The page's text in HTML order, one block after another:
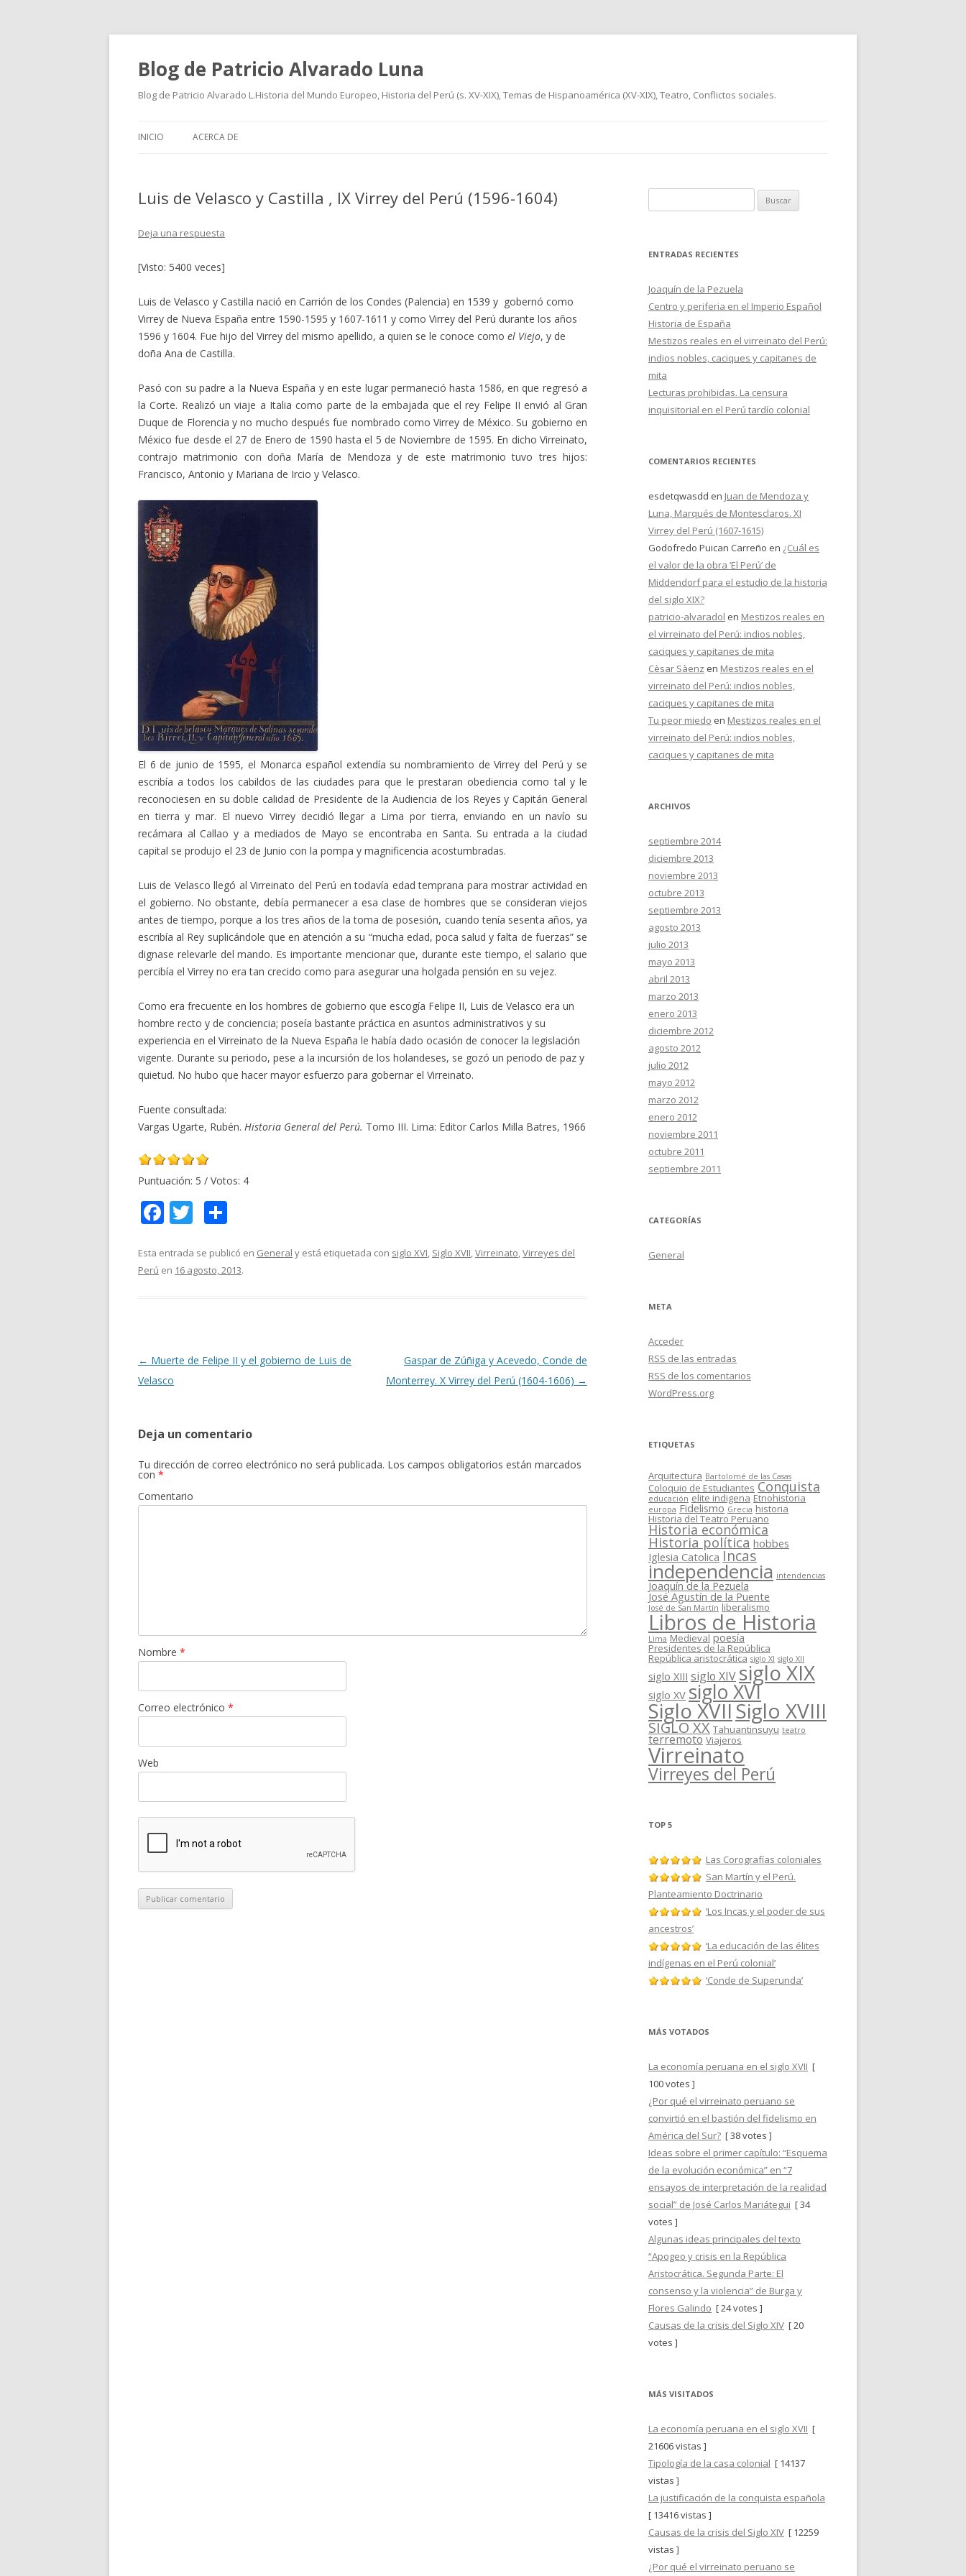
Blog de Patricio Alvarado Luna
Blog de Patricio Alvarado L.Historia del Mundo Europeo, Historia del Perú (s. XV-XIX), Temas de Hispanoamérica (XV-XIX), Teatro, Conflictos sociales.
INICIO ACERCA DE
Luis de Velasco y Castilla , IX Virrey del Perú (1596-1604)
Deja una respuesta
[Visto: 5400 veces]
Luis de Velasco y Castilla nació en Carrión de los Condes (Palencia) en 1539 y gobernó como
Virrey de Nueva España entre 1590-1595 y 1607-1611 y como Virrey del Perú durante los años
1596 y 1604. Fue hijo del Virrey del mismo apellido, a quien se le conoce como el Viejo, y de
doña Ana de Castilla.
Pasó con su padre a la Nueva España y en este lugar permaneció hasta 1586, en que regresó a
la Corte. Realizó un viaje a Italia como parte de la embajada que el rey Felipe II envió al Gran
Duque de Florencia y no mucho después fue nombrado como Virrey de México. Su gobierno en
México fue desde el 27 de Enero de 1590 hasta el 5 de Noviembre de 1595. En dicho Virreinato,
contrajo matrimonio con doña María de Mendoza y de este matrimonio tuvo tres hijos:
Francisco, Antonio y Mariana de Ircio y Velasco.
El 6 de junio de 1595, el Monarca español extendía su nombramiento de Virrey del Perú y se
escribía a todos los cabildos de las ciudades para que le prestaran obediencia como tal y le
reconociesen en su doble calidad de Presidente de la Audiencia de los Reyes y Capitán General
en tierra y mar. El nuevo Virrey decidió llegar a Lima por tierra, enviando en un navío su
recámara al Callao y a mediados de Mayo se encontraba en Santa. Su entrada a la ciudad
capital se produjo el 23 de Junio con la pompa y magnificencia acostumbradas.
Luis de Velasco llegó al Virreinato del Perú en todavía edad temprana para mostrar actividad en
el gobierno. No obstante, debía permanecer a esa clase de hombres que se consideran viejos
antes de tiempo, porque a los tres años de la toma de posesión, cuando tenía sesenta años, ya
escribía al Rey suplicándole que en atención a su “mucha edad, poca salud y falta de fuerzas” se
dignase relevarle del mando. Es importante mencionar que, durante este tiempo, el salario que
percibía el Virrey no era tan crecido como para asegurar una holgada pensión en su vejez.
Como era frecuente en los hombres de gobierno que escogía Felipe II, Luis de Velasco era un
hombre recto y de conciencia; poseía bastante práctica en asuntos administrativos y su
experiencia en el Virreinato de la Nueva España le había dado ocasión de conocer la legislación
vigente. Durante su periodo, pese a la incursión de los holandeses, se gozó un periodo de paz y
quietud. No hubo que hacer mayor esfuerzo para gobernar el Virreinato.
Fuente consultada:
Vargas Ugarte, Rubén. Historia General del Perú. Tomo III. Lima: Editor Carlos Milla Batres, 1966
Puntuación: 5 / Votos: 4
F
e
b
k
T
itt
er
m
p
r
Esta entrada se publicó en General y está etiquetada con siglo XVI, Siglo XVII,Virreinato,Virreyes del
Perú en 16 agosto, 2013.
Navegación
de
← Muerte de Felipe II y el gobierno de Luis de
Velasco
Gaspar de Zúñiga y Acevedo, Conde de
Monterrey. X Virrey del Perú (1604-1606) →
Deja un comentario
Tu dirección de correo electrónico no será publicada. Los campos obligatorios están marcados
con *
Comentario
Nombre *
Correo electrónico *
Web
u
c
r
:
ENTRADAS RECIENTES
Joaquín de la Pezuela
Centro y periferia en el Imperio Español
Historia de España
Mestizos reales en el virreinato del Perú:
indios nobles, caciques y capitanes de
mita
Lecturas prohibidas. La censura
inquisitorial en el Perú tardío colonial
COMENTARIOS RECIENTES
esdetqwasdd en Juan de Mendoza y
Luna, Marqués de Montesclaros. XI
Virrey del Perú (1607-1615)
Godofredo Puican Carreño en ¿Cuál es
el valor de la obra ‘El Perú’ de
Middendorf para el estudio de la historia
del siglo XIX?
patricio-alvaradol en Mestizos reales en
el virreinato del Perú: indios nobles,
caciques y capitanes de mita
Cèsar Sàenz en Mestizos reales en el
virreinato del Perú: indios nobles,
caciques y capitanes de mita
Tu peor miedo en Mestizos reales en el
virreinato del Perú: indios nobles,
caciques y capitanes de mita
ARCHIVOS
septiembre 2014
diciembre 2013
noviembre 2013
octubre 2013
septiembre 2013
agosto 2013
julio 2013
mayo 2013
abril 2013
marzo 2013
enero 2013
diciembre 2012
agosto 2012
julio 2012
mayo 2012
marzo 2012
enero 2012
noviembre 2011
octubre 2011
septiembre 2011
CATEGORÍAS
General
META
Acceder
RSS de las entradas
RSS de los comentarios
WordPress.org
ETIQUETAS
Arquitectura Bartolomé de las Casas
Coloquio de Estudiantes Conquista
educación elite indigena Etnohistoria
europa Fidelismo Grecia historia
Historia del Teatro Peruano
Historia económica
Historia política hobbes
Iglesia Catolica Incas
independencia intendencias
Joaquín de la Pezuela
José Agustín de la Puente
José de San Martín liberalismo
Libros de Historia
Lima Medieval poesía
Presidentes de la República
República aristocrática siglo XI siglo XII
siglo XIII siglo XIVsiglo XIX
siglo XV siglo XVI
Siglo XVIISiglo XVIII
SIGLO XX Tahuantinsuyu teatro
terremoto Viajeros
Virreinato
Virreyes del Perú
TOP 5
Las Corografías coloniales
San Martín y el Perú.
Planteamiento Doctrinario
‘Los Incas y el poder de sus
ancestros’
‘La educación de las élites
indígenas en el Perú colonial’
‘Conde de Superunda’
MÁS VOTADOS
La economía peruana en el siglo XVII [
100 votes ]
¿Por qué el virreinato peruano se
convirtió en el bastión del fidelismo en
América del Sur? [ 38 votes ]
Ideas sobre el primer capítulo: “Esquema
de la evolución económica” en “7
ensayos de interpretación de la realidad
social” de José Carlos Mariátegui [ 34
votes ]
Algunas ideas principales del texto
“Apogeo y crisis en la República
Aristocrática. Segunda Parte: El
consenso y la violencia” de Burga y
Flores Galindo [ 24 votes ]
Causas de la crisis del Siglo XIV [ 20
votes ]
MÁS VISITADOS
La economía peruana en el siglo XVII [
21606 vistas ]
Tipología de la casa colonial [ 14137
vistas ]
La justificación de la conquista española
[ 13416 vistas ]
Causas de la crisis del Siglo XIV [ 12259
vistas ]
¿Por qué el virreinato peruano se